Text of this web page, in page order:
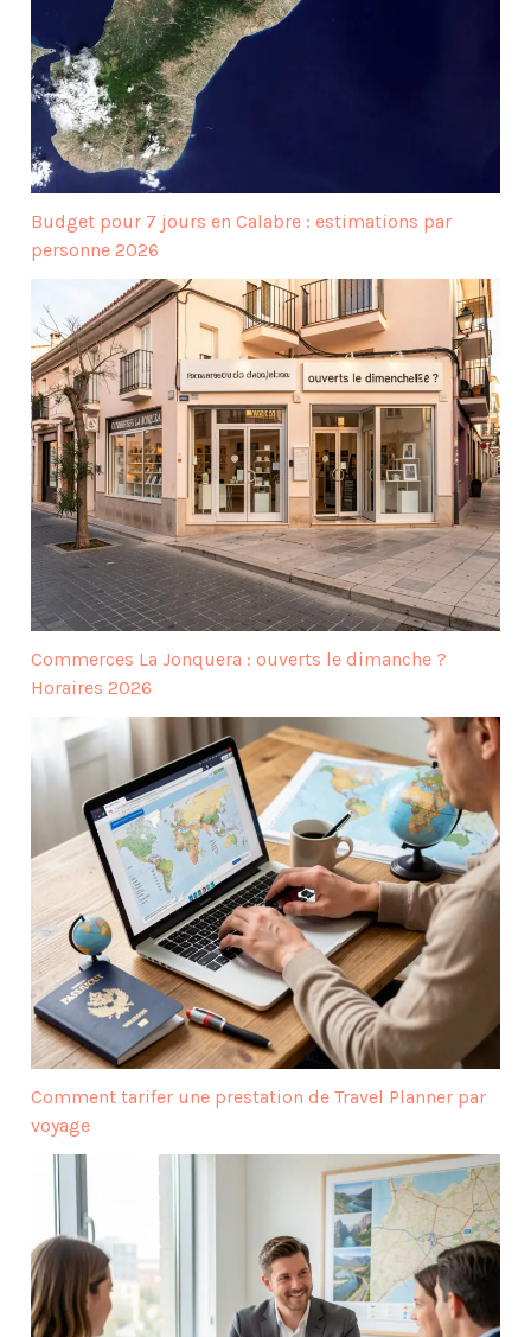
Budget pour 7 jours en Calabre : estimations par
personne 2026
Commerces La Jonquera : ouverts le dimanche ?
Horaires 2026
Comment tarifer une prestation de Travel Planner par
voyage